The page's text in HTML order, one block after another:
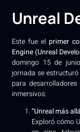
Unreal
Este fue el primer
Engine (Unreal
domingo 15 de
jornada se estructuró
para
inmersivos:
“Unreal más
Exploró cómo